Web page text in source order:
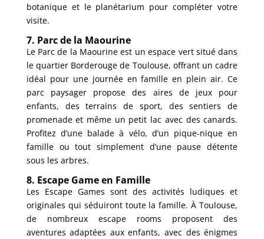
botanique et le planétarium pour compléter votre
visite.
7. Parc de la Maourine
Le Parc de la Maourine est un espace vert situé dans
le quartier Borderouge de Toulouse, offrant un cadre
idéal pour une journée en famille en plein air. Ce
parc paysager propose des aires de jeux pour
enfants, des terrains de sport, des sentiers de
promenade et même un petit lac avec des canards.
Profitez d’une balade à vélo, d’un pique-nique en
famille ou tout simplement d’une pause détente
sous les arbres.
8. Escape Game en Famille
Les Escape Games sont des activités ludiques et
originales qui séduiront toute la famille. À Toulouse,
de nombreux escape rooms proposent des
aventures adaptées aux enfants, avec des énigmes